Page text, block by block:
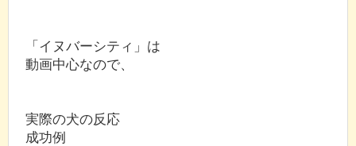
「イヌバーシティ」は
動画中心なので、
実際の犬の反応
成功例